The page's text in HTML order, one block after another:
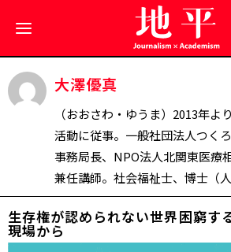
大澤優真
（おおさわ・ゆうま）2013年よ
活動に従事。一般社団法人つく
事務局長、NPO法人北関東医療
兼任講師。社会福祉士、博士（人
生存権が認められない世界――困窮
現場から